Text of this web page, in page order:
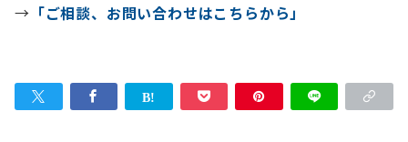
→ 「ご相談、お問い合わせはこちらから」